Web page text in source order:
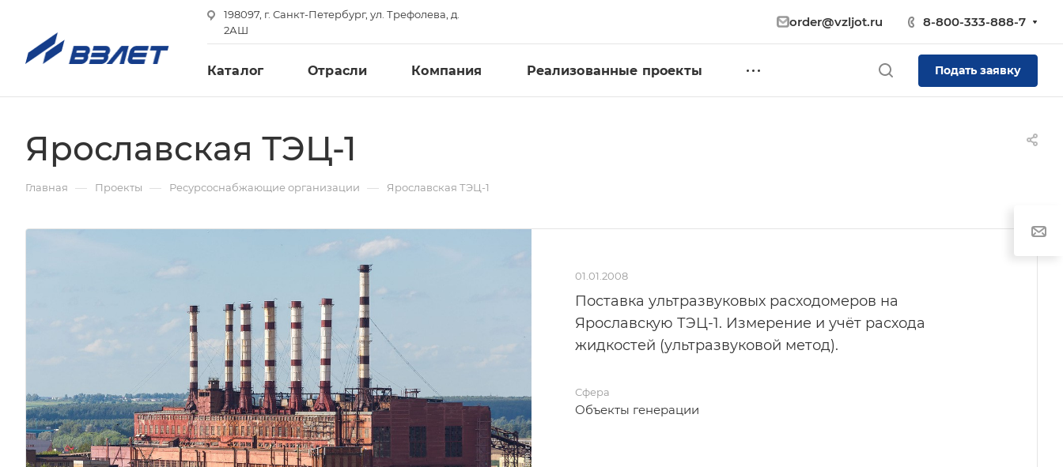
198097, г. Санкт-Петербург, ул. Трефолева, д.
2АШ
order@vzljot.ru 8-800-333-888-7
Каталог Отрасли Компания Реализованные проекты Подать заявку
Ярославская ТЭЦ-1
Главная — Проекты — Ресурсоснабжающие организации — Ярославская ТЭЦ-1
01.01.2008
Поставка ультразвуковых расходомеров на
Ярославскую ТЭЦ-1. Измерение и учёт расхода
жидкостей (ультразвуковой метод).
Сфера
Объекты генерации